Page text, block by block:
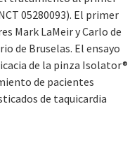
05280093). El primer
Mark LaMeir y Carlo de
de Bruselas. El ensayo
de la pinza Isolator®
de pacientes
de taquicardia